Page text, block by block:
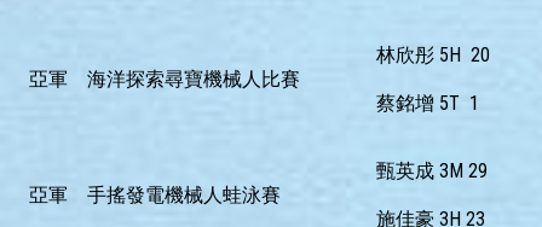
亞軍 海洋探索尋寶機械人比賽
林欣彤 5H 20
蔡銘增 5T 1
亞軍 手搖發電機械人蛙泳賽
甄英成 3M 29
施佳豪 3H 23